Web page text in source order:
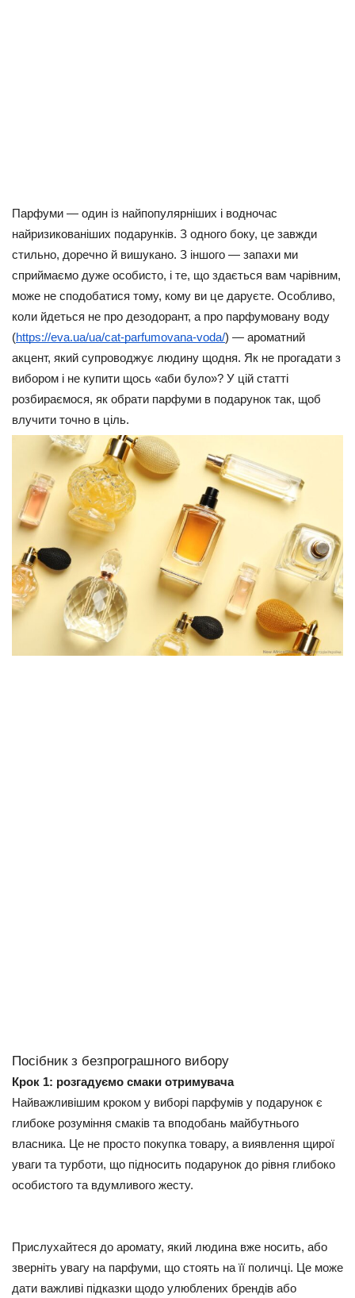
Парфуми — один із найпопулярніших і водночас
найризикованіших подарунків. З одного боку, це завжди
стильно, доречно й вишукано. З іншого — запахи ми
сприймаємо дуже особисто, і те, що здається вам чарівним,
може не сподобатися тому, кому ви це даруєте. Особливо,
коли йдеться не про дезодорант, а про парфумовану воду
(https://eva.ua/ua/cat-parfumovana-voda/) — ароматний
акцент, який супроводжує людину щодня. Як не прогадати з
вибором і не купити щось «аби було»? У цій статті
розбираємося, як обрати парфуми в подарунок так, щоб
влучити точно в ціль.
Посібник з безпрограшного вибору
Крок 1: розгадуємо смаки отримувача
Найважливішим кроком у виборі парфумів у подарунок є
глибоке розуміння смаків та вподобань майбутнього
власника. Це не просто покупка товару, а виявлення щирої
уваги та турботи, що підносить подарунок до рівня глибоко
особистого та вдумливого жесту.
Прислухайтеся до аромату, який людина вже носить, або
зверніть увагу на парфуми, що стоять на її поличці. Це може
дати важливі підказки щодо улюблених брендів або